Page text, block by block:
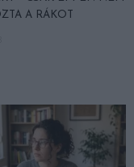
A RÁKOT